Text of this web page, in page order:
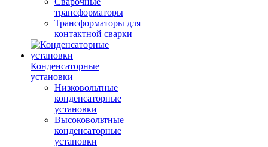
трансформаторы
Трансформаторы для
контактной сварки
Конденсаторные
установки
Низковольтные
конденсаторные
установки
Высоковольтные
конденсаторные
установки